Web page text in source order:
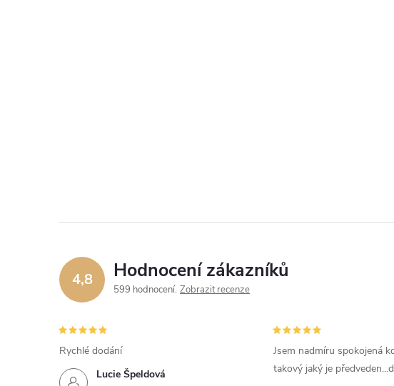
4,8 Hodnocení zákazníků
599 hodnocení Zobrazit recenze
Lucie Špeldová
Rychlé dodání
Jsem nadmíru spokojená
takový jaký je